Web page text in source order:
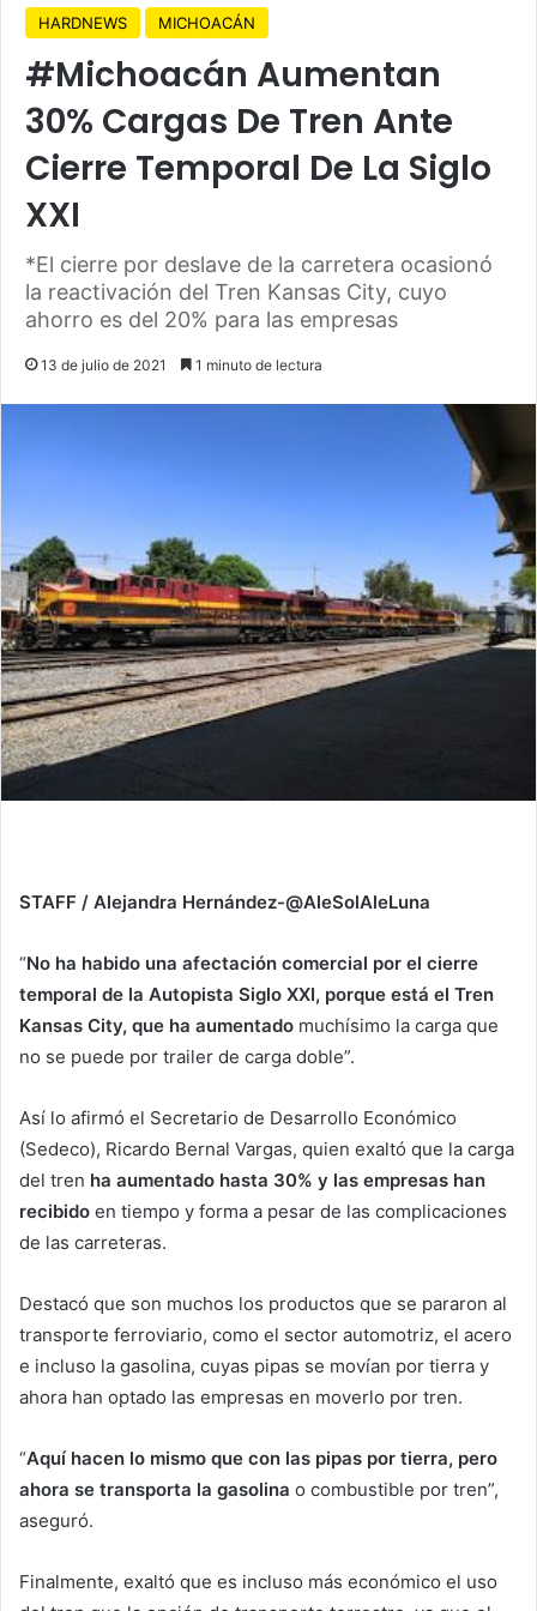
HARDNEWS MICHOACÁN
#Michoacán Aumentan
30% Cargas De Tren Ante
Cierre Temporal De La Siglo
XXI
*El cierre por deslave de la carretera ocasionó
la reactivación del Tren Kansas City, cuyo
ahorro es del 20% para las empresas
13 de julio de 2021 1 minuto de lectura
STAFF / Alejandra Hernández-@AleSolAleLuna
“No ha habido una afectación comercial por el cierre
temporal de la Autopista Siglo XXI, porque está el Tren
Kansas City, que ha aumentado muchísimo la carga que
no se puede por trailer de carga doble”.
Así lo afirmó el Secretario de Desarrollo Económico
(Sedeco), Ricardo Bernal Vargas, quien exaltó que la carga
del tren ha aumentado hasta 30% y las empresas han
recibido en tiempo y forma a pesar de las complicaciones
de las carreteras.
Destacó que son muchos los productos que se pararon al
transporte ferroviario, como el sector automotriz, el acero
e incluso la gasolina, cuyas pipas se movían por tierra y
ahora han optado las empresas en moverlo por tren.
“Aquí hacen lo mismo que con las pipas por tierra, pero
ahora se transporta la gasolina o combustible por tren”,
aseguró.
Finalmente, exaltó que es incluso más económico el uso